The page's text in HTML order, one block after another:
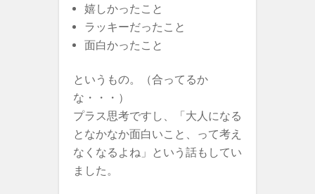
嬉しかったこと
ラッキーだったこと
面白かったこと
というもの。（合ってるか
な・・・）
プラス思考ですし、「大人になる
となかなか面白いこと、って考え
なくなるよね」という話もしてい
ました。